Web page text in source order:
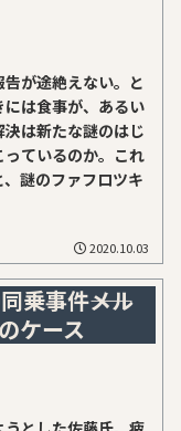
が途絶えない。と
は食事が、あるい
は新たな謎のはじ
ているのか。これ
謎のファフロツキ
2020.10.03
乗事件――メル
ケース